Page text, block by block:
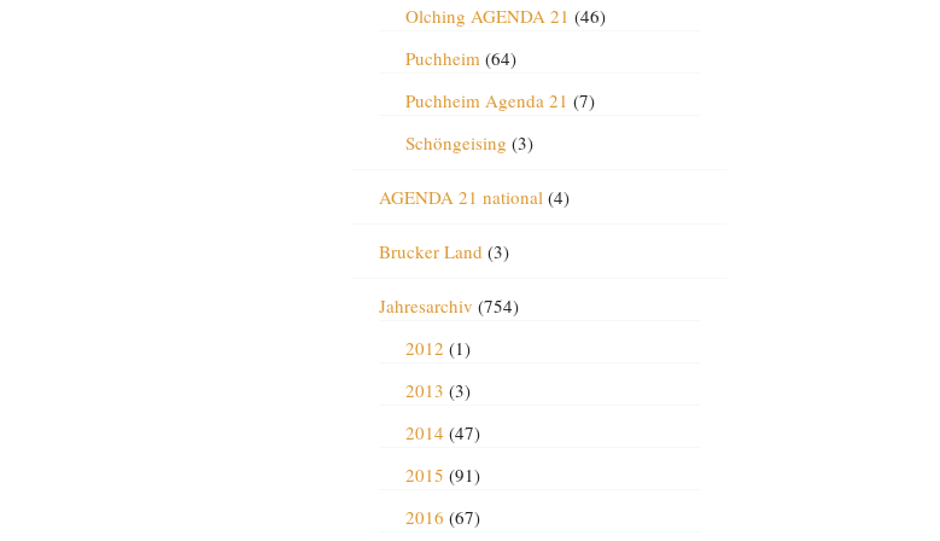
Olching AGENDA 21 (46)
Puchheim(64)
Puchheim Agenda 21 (7)
Schöngeising (3)
AGENDA 21 national(4)
Brucker Land (3)
Jahresarchiv (754)
2012 (1)
2013 (3)
2014 (47)
2015 (91)
2016 (67)